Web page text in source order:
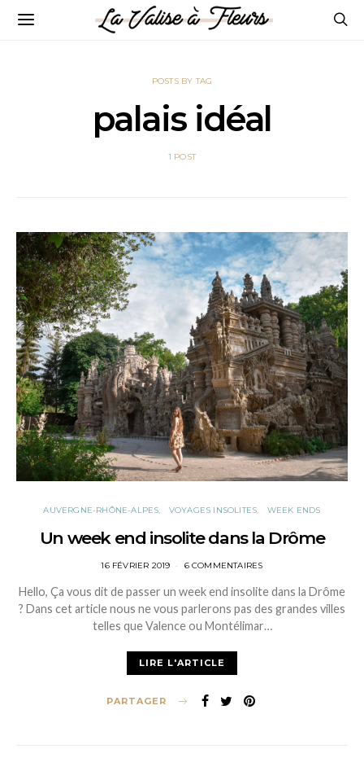
POSTS BY TAG
palais idéal
1 POST
AUVERGNE-RHÔNE-ALPES VOYAGES INSOLITES WEEK ENDS
Un week end insolite dans la Drôme
POSTED
16 FÉVRIER 2019 6 COMMENTAIRES
Hello, Ça vous dit de passer un week end insolite dans la Drôme
? Dans cet article nous ne vous parlerons pas des grandes villes
telles que Valence ou Montélimar…
LIRE L'ARTICLE
PARTAGER